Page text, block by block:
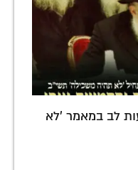
לב במאמר 'לא